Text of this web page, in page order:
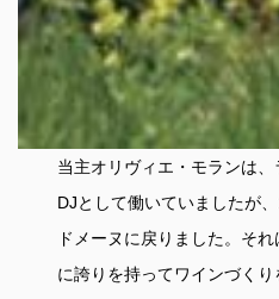
当主オリヴィエ・モランは
DJとして働いていましたが
ドメーヌに戻りました。そ
に誇りを持ってワインづく